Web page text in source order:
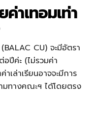
าเทอมเท่า
CU) จะมีอัตรา
ปีค่ะ (ไม่รวมค่า
เล่าเรียนอาจจะมีการ
ทางคณะฯ ได้โดยตรง